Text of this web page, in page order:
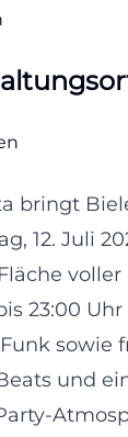
bringt
12. Juli
23:00
sowie
und